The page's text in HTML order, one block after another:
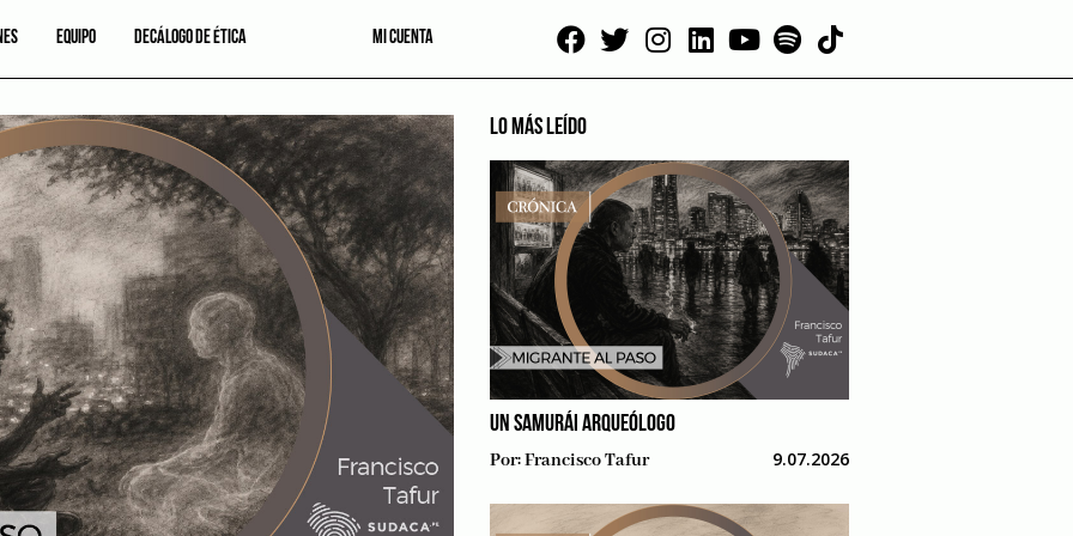
EQUIPO DECÁLOGO DE ÉTICA MI CUENTA
LO MÁS LEÍDO
UN SAMURÁI ARQUEÓLOGO
Por:Francisco Tafur 9.07.2026